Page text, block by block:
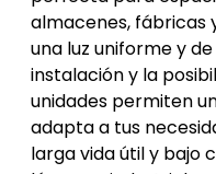
almacenes, fábricas
una luz uniforme y
instalación y la
unidades permiten
adapta a tus
larga vida útil y bajo